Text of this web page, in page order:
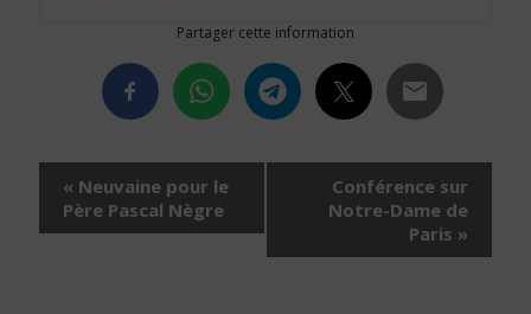
Partager cette information
Navigation
Évènement
« Neuvaine pour le
Père Pascal Nègre
Conférence sur
Notre-Dame de
Paris »